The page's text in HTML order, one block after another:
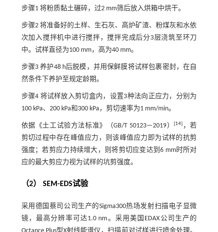
步骤1将粉质黏土碾碎，过2 mm筛后放入烘箱中烘干。
步骤2将准备好的土样、生石灰、高炉矿渣、粉煤灰和水依
次加入搅拌机中进行搅拌，搅拌完成后分3层浇筑至环刀
中。试样直径为100 mm，高为40 mm。
步骤3养护48 h后脱模，并用保鲜膜将试样包裹密封，在自
然条件下养护至规定龄期。
步骤4 将试样放入剪切盒内，设置3种法向正应力，分别为
100 kPa、200 kPa和300 kPa，剪切速率为1 mm/min。
依据《土工试验方法标准》（GB/T 50123—2019）[14] ，若
剪切过程中存在峰值应力，则该峰值应力即为试样的抗剪
强度；若剪应力持续增大，则将剪切应变达到6 mm时所对
应的最大剪应力视为试样的坑剪强度。
（2） SEM-EDS试验
采用德国蔡司公司生产的Sigma300热场发射扫描电子显微
镜，最高分辨率可达1.0 nm。采用美国EDAX公司生产的